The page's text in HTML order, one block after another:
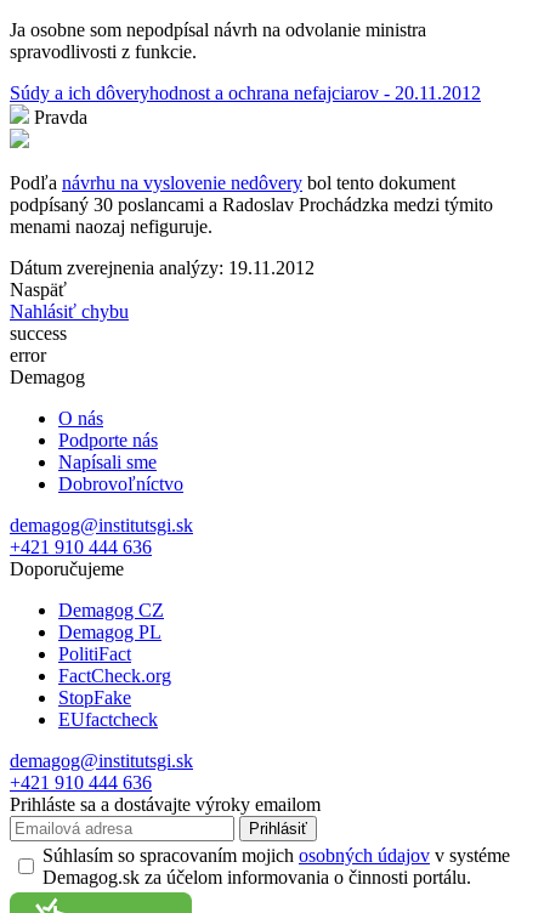
Ja osobne som nepodpísal návrh na odvolanie ministra
spravodlivosti z funkcie.
Súdy a ich dôveryhodnost a ochrana nefajciarov - 20.11.2012
Pravda
Podľa návrhu na vyslovenie nedôvery bol tento dokument
podpísaný 30 poslancami a Radoslav Prochádzka medzi týmito
menami naozaj nefiguruje.
Dátum zverejnenia analýzy: 19.11.2012
Naspäť
Nahlásiť chybu
success
error
Demagog
O nás
Podporte nás
Napísali sme
Dobrovoľníctvo
demagog@institutsgi.sk
+421 910 444 636
Doporučujeme
Demagog CZ
Demagog PL
PolitiFact
FactCheck.org
StopFake
EUfactcheck
demagog@institutsgi.sk
+421 910 444 636
Prihláste sa a dostávajte výroky emailom
Prihlásiť
Súhlasím so spracovaním mojich osobných údajov v systéme
Demagog.sk za účelom informovania o činnosti portálu.